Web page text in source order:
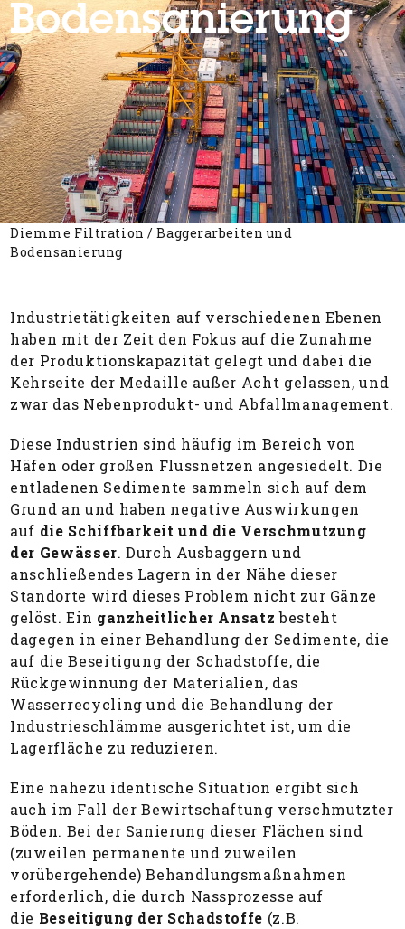
Bodensanierung
Diemme Filtration /Baggerarbeiten und
Bodensanierung
Industrietätigkeiten auf verschiedenen Ebenen
haben mit der Zeit den Fokus auf die Zunahme
der Produktionskapazität gelegt und dabei die
Kehrseite der Medaille außer Acht gelassen, und
zwar das Nebenprodukt- und Abfallmanagement.
Diese Industrien sind häufig im Bereich von
Häfen oder großen Flussnetzen angesiedelt. Die
entladenen Sedimente sammeln sich auf dem
Grund an und haben negative Auswirkungen
auf die Schiffbarkeit und die Verschmutzung
der Gewässer. Durch Ausbaggern und
anschließendes Lagern in der Nähe dieser
Standorte wird dieses Problem nicht zur Gänze
gelöst. Ein ganzheitlicher Ansatz besteht
dagegen in einer Behandlung der Sedimente, die
auf die Beseitigung der Schadstoffe, die
Rückgewinnung der Materialien, das
Wasserrecycling und die Behandlung der
Industrieschlämme ausgerichtet ist, um die
Lagerfläche zu reduzieren.
Eine nahezu identische Situation ergibt sich
auch im Fall der Bewirtschaftung verschmutzter
Böden. Bei der Sanierung dieser Flächen sind
(zuweilen permanente und zuweilen
vorübergehende) Behandlungsmaßnahmen
erforderlich, die durch Nassprozesse auf
die Beseitigung der Schadstoffe (z.B.